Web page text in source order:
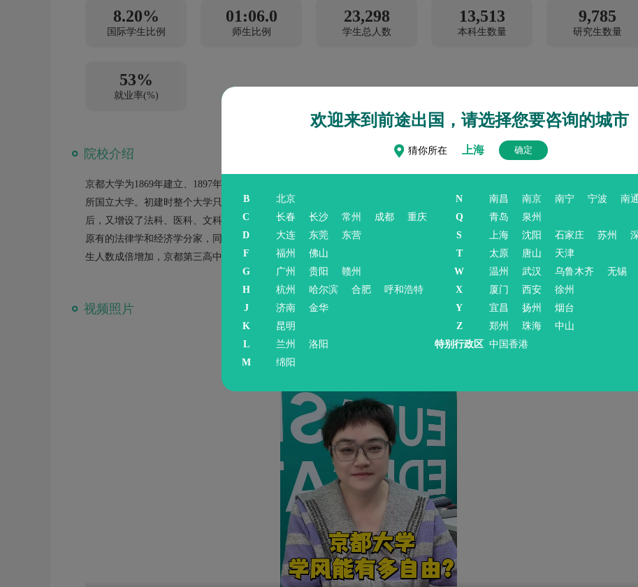
欢迎来到前途出国，请选择您要咨询的城市
猜你所在 上海 确定
B
北京
C
长春 长沙 常州 成都
重庆
D
大连 东莞
东营
F
福州
佛山
G
广州 贵阳
赣州
H
杭州 哈尔滨 合肥
呼和浩特
J
济南
金华
K
昆明
L
兰州
洛阳
M
绵阳
N 南昌 南京 南宁 宁波
南通
Q
青岛
泉州
S
上海 沈阳 石家庄 苏州
T
太原 唐山
天津
W
温州 武汉 乌鲁木齐 无锡
X
厦门 西安
徐州
Y
宜昌 扬州
烟台
Z
郑州 珠海
中山
特别行政区 中国香港
8.20%
国际学生比例
01:06.0
师生比例
23,298
学生总人数
13,513
本科生数量
9,785
研究生数量
53%
就业率(%)
院校介绍
京都大学为1869年建立、1897年开设大学教育的日本国立大学，简称“京大”，综合实力排名日本第二，是继东京大学之后的日本
所国立大学。初建时整个大学只有一个理工科分科大学，共有6个专业21个讲座，学生不到500人，木下广次为首任校长。数年之
后，又增设了法科、医科、文科等3所分科大学，这时全校已有5个分科大学。4年后新的大学令颁布，分科大学改名为学部。法学
原有的法律学和经济学分家，同时上升为学部。经过数年的努力，农学部和一些研究机构相继成立，学校规模有了很大的发展，
生人数成倍增加，京都第三高中并入后，以此为基础成立了人文学部，后发展成为今天的教养学部。
视频照片